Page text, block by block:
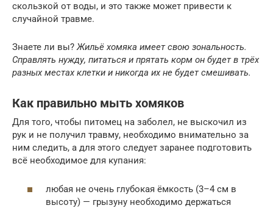
скользкой от воды, и это также может привести к
случайной травме.
Знаете ли вы?Жильё хомяка имеет свою зональность.
Справлять нужду, питаться и прятать корм он будет в трёх
разных местах клетки и никогда их не будет смешивать.
Как правильно мыть хомяков
Для того, чтобы питомец на заболел, не выскочил из
рук и не получил травму, необходимо внимательно за
ним следить, а для этого следует заранее подготовить
всё необходимое для купания:
любая не очень глубокая ёмкость (3–4 см в
высоту) — грызуну необходимо держаться